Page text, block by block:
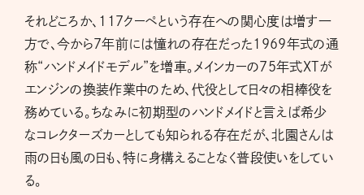
それどころか、117クーペという存在への関心度は増す一
方で、今から7年前には憧れの存在だった1969年式の通
称“ハンドメイドモデル”を増車。メインカーの75年式XTが
エンジンの換装作業中のため、代役として日々の相棒役を
務めている。ちなみに初期型のハンドメイドと言えば希少
なコレクターズカーとしても知られる存在だが、北園さんは
雨の日も風の日も、特に身構えることなく普段使いをしてい
る。